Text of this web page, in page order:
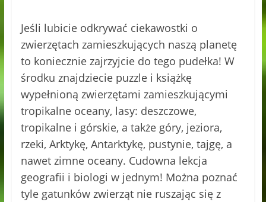
Jeśli lubicie odkrywać ciekawostki o
zwierzętach zamieszkujących naszą planetę
to koniecznie zajrzyjcie do tego pudełka! W
środku znajdziecie puzzle i książkę
wypełnioną zwierzętami zamieszkującymi
tropikalne oceany, lasy: deszczowe,
tropikalne i górskie, a także góry, jeziora,
rzeki, Arktykę, Antarktykę, pustynie, tajgę, a
nawet zimne oceany. Cudowna lekcja
geografii i biologi w jednym! Można poznać
tyle gatunków zwierząt nie ruszając się z